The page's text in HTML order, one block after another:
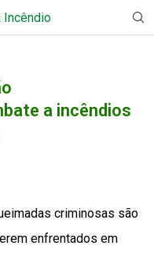
a incêndios
criminosas são
enfrentados em